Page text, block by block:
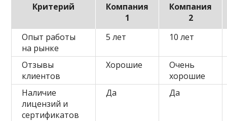
Критерий
Компания
1
Компания
2
Опыт работы
на рынке
5 лет 10 лет
Отзывы
клиентов
Хорошие
Очень
хорошие
Наличие
лицензий и
сертификатов
Да Да